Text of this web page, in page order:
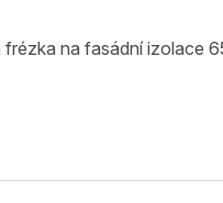
na fasádní izolace